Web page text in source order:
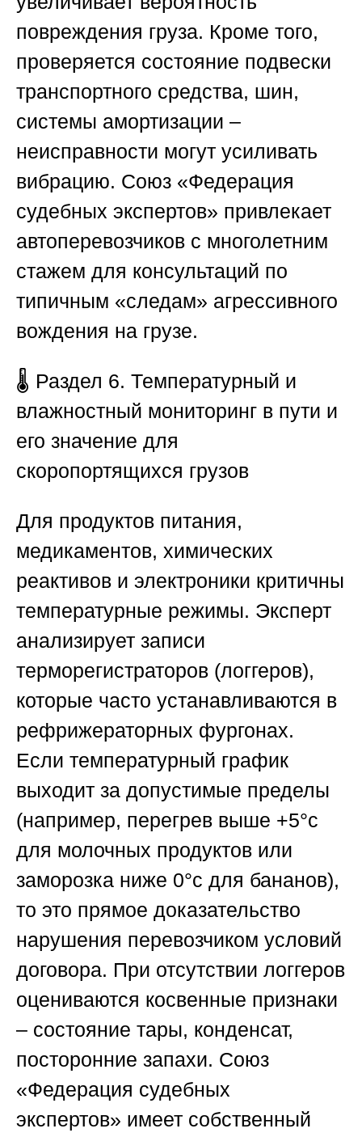
повреждения груза. Кроме того,
проверяется состояние подвески
транспортного средства, шин,
системы амортизации –
неисправности могут усиливать
вибрацию. Союз «Федерация
судебных экспертов» привлекает
автоперевозчиков с многолетним
стажем для консультаций по
типичным «следам» агрессивного
вождения на грузе.
🌡️ Раздел 6. Температурный и
влажностный мониторинг в пути и
его значение для
скоропортящихся грузов
Для продуктов питания,
медикаментов, химических
реактивов и электроники критичны
температурные режимы. Эксперт
анализирует записи
терморегистраторов (логгеров),
которые часто устанавливаются в
рефрижераторных фургонах.
Если температурный график
выходит за допустимые пределы
(например, перегрев выше +5°c
для молочных продуктов или
заморозка ниже 0°c для бананов),
то это прямое доказательство
нарушения перевозчиком условий
договора. При отсутствии логгеров
оцениваются косвенные признаки
– состояние тары, конденсат,
посторонние запахи. Союз
«Федерация судебных
экспертов» имеет собственный